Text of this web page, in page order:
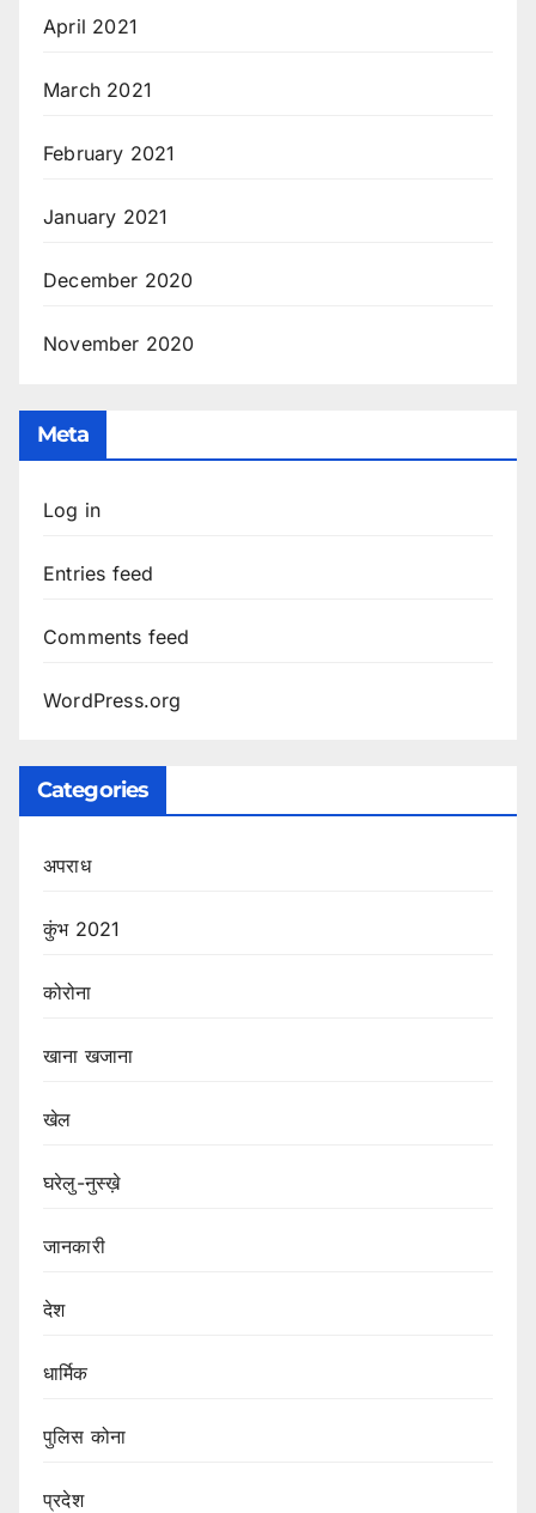
April 2021
March 2021
February 2021
January 2021
December 2020
November 2020
Meta
Log in
Entries feed
Comments feed
WordPress.org
Categories
अपराध
कुंभ 2021
कोरोना
खाना खजाना
खेल
घरेलु-नुस्ख़े
जानकारी
देश
धार्मिक
पुलिस कोना
प्रदेश